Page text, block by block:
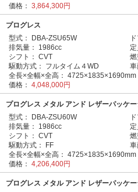
価格： 3,864,300円
プログレス
型式：
DBA-ZSU65W
排気量：
1986cc 定
シフト： CVT 燃
駆動方式：
フルタイム４WD 車
全長×全幅×全高： 4725×1835×1690mm
価格： 4,048,000円
プログレス メタル アンド レザーパッケ
型式：
DBA-ZSU60W
排気量：
1986cc 定
シフト： CVT 燃
駆動方式：
FF 車
全長×全幅×全高： 4725×1835×1690mm
価格： 4,206,400円
プログレス メタル アンド レザーパッケ